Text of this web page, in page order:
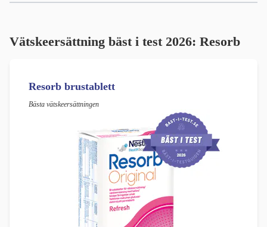
Vätskeersättning bäst i test 2026: Resorb
Resorb brustablett
Bästa vätskeersättningen